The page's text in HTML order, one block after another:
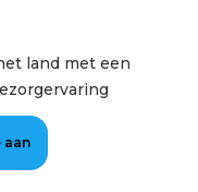
land met een
aan